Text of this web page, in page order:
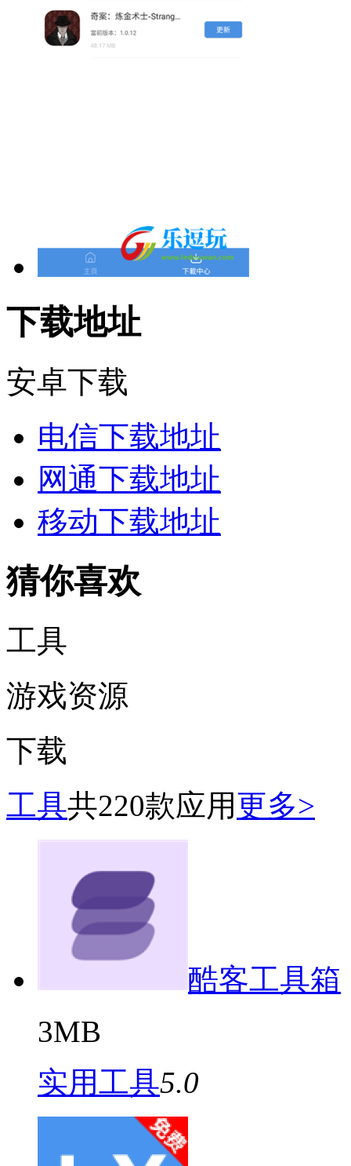
下载地址
安卓下载
电信下载地址
网通下载地址
移动下载地址
猜你喜欢
工具
游戏资源
下载
工具共220款应用更多>
酷客工具箱
3MB
实用工具5.0